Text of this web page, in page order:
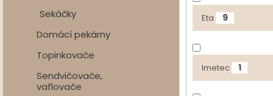
Sekáčky
Domácí pekárny
Topinkovače
Sendvičovače,
vaflovače
Eta 9
Imetec 1